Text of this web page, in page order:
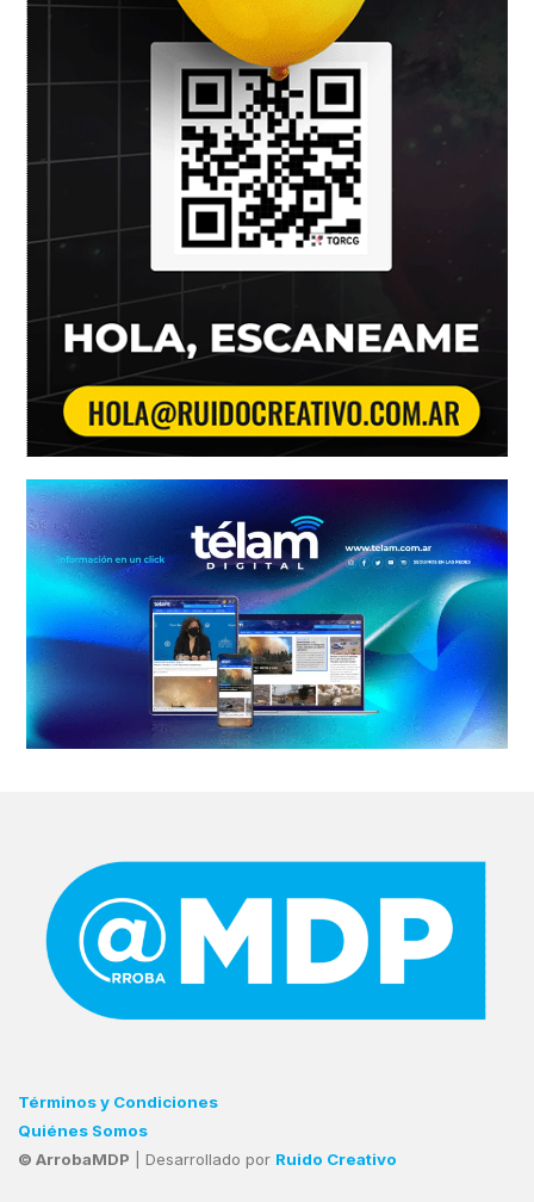
Términos y Condiciones
Quiénes Somos
© ArrobaMDP | Desarrollado por Ruido Creativo